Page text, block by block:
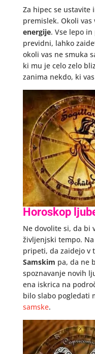
Za hipec se ustavite
premislek. Okoli
energije. Vse lepo
previdni, lahko
okoli vas ne smuka
ki mu je celo zelo
zanima nekdo, ki
Horoskop
Ne dovolite si, da bi
življenjski tempo.
pripeti, da zaidejo v
Samskim pa, da ne
spoznavanje novih
ena iskrica na
bilo slabo pogledati
samske.